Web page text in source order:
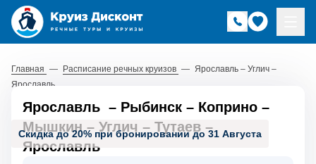
Главная — Расписание речных круизов — Ярославль – Углич –
Ярославль
Скидка до 20% при бронировании до 31 Августа
Ярославль – Рыбинск – Коприно –
Мышкин– Углич – Тутаев –
Ярославль